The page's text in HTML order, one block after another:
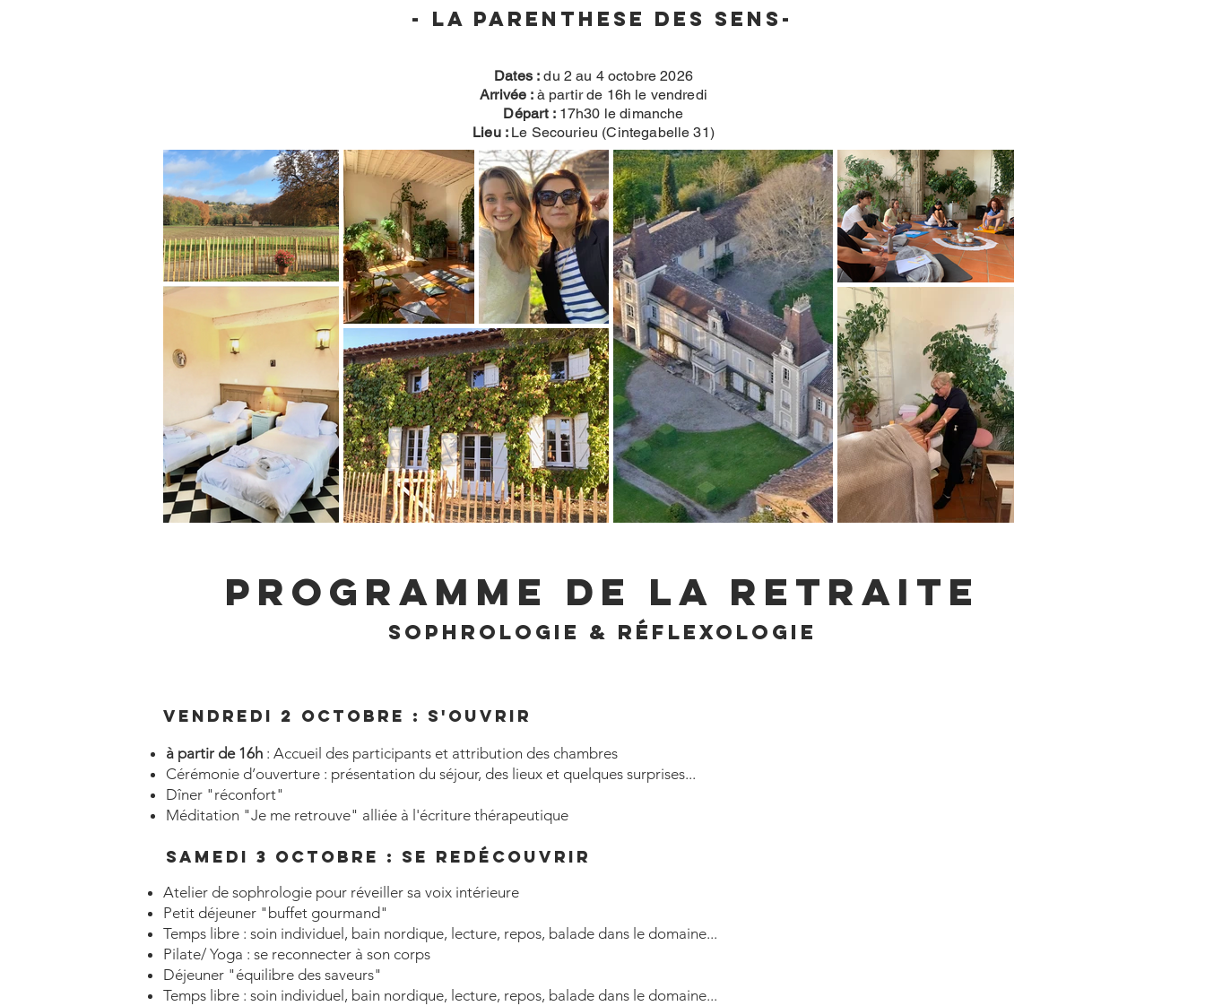
- LA PARENTHESE DES SENS-
Dates : du 2 au 4 octobre 2026
Arrivée : à partir de 16h le vendredi
Départ :17h30 le dimanche
Lieu : Le Secourieu (Cintegabelle 31)
Programme de la retraite
sophrologie & réflexologie
Vendredi 2 octobre : s'ouvrir
à partir de 16h : Accueil des participants et attribution des chambres
Cérémonie d’ouverture : présentation du séjour, des lieux et quelques surprises...
Dîner "réconfort"
Méditation "Je me retrouve" alliée à l'écriture thérapeutique
SAMEDI 3 octobre : se redécouvrir
Atelier de sophrologie pour réveiller sa voix intérieure
Petit déjeuner "buffet gourmand"
Temps libre : soin individuel, bain nordique, lecture, repos, balade dans le domaine...
Pilate/ Yoga : se reconnecter à son corps
Déjeuner "équilibre des saveurs"
Temps libre : soin individuel, bain nordique, lecture, repos, balade dans le domaine...